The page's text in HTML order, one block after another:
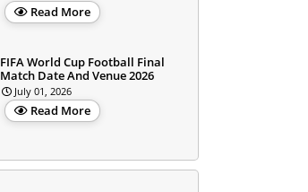
Read More
FIFA World Cup Football Final
Match Date And Venue 2026
July 01, 2026
Read More